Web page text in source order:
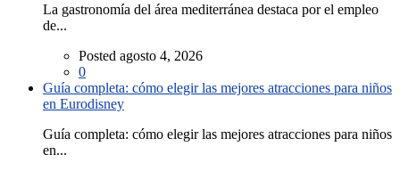
La gastronomía del área mediterránea destaca por el empleo
de...
Posted agosto 4, 2026
0
Guía completa: cómo elegir las mejores atracciones para niños
en Eurodisney
Guía completa: cómo elegir las mejores atracciones para niños
en...